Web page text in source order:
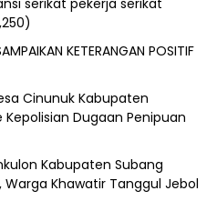
serikat pekerja serikat
KETERANGAN POSITIF
Cinunuk Kabupaten
Dugaan Penipuan
Kabupaten Subang
Khawatir Tanggul Jebol